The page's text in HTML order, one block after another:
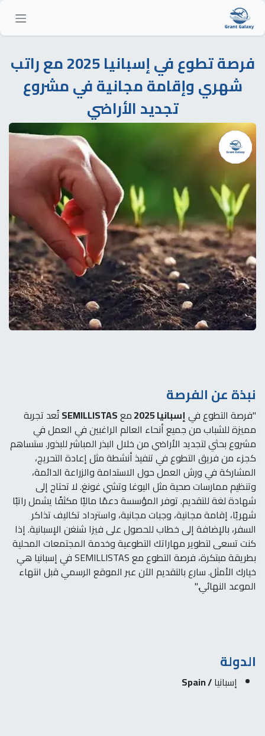
تخطي للذهاب إلى المحتوى
فرصة تطوع في إسبانيا 2025 مع راتب
شهري وإقامة مجانية في مشروع
تجديد الأراضي
نبذة عن الفرصة
"فرصة التطوع فيإسبانيا 2025 معSEMILLISTASتُعد تجربة
مميزة للشباب من جميع أنحاء العالم الراغبين في العمل في
مشروع بحثي لتجديد الأراضي من خلال البذر المباشر للبذور. ستساهم
كجزء من فريق التطوع في تنفيذ أنشطة مثل إعادة التحريج،
المشاركة في ورش العمل حول الاستدامة والزراعة الدائمة،
وتنظيم ممارسات صحية مثل اليوغا وتشي غونغ. لا تحتاج إلى
شهادة لغة للتقديم. توفر المؤسسة دعمًا ماليًا مكثفًا يشمل راتبًا
شهريًا، إقامة مجانية، وجبات مجانية، واسترداد تكاليف تذاكر
السفر، بالإضافة إلى خطاب للحصول على فيزا شنغن الإسبانية. إذا
كنت تسعى لتطوير مهاراتك التطوعية وخدمة المجتمعات المحلية
بطريقة مبتكرة، فرصة التطوع مع SEMILLISTAS في إسبانيا هي
خيارك الأمثل. سارع بالتقديم الآن عبر الموقع الرسمي قبل انتهاء
الموعد النهائي."
الدولة
إسبانيا/ Spain